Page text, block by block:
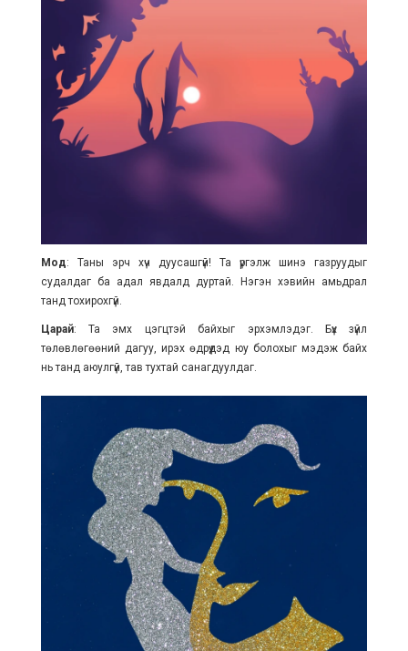
Мод: Таны эрч хүч дуусашгүй! Та үргэлж шинэ газруудыг
судалдаг ба адал явдалд дуртай. Нэгэн хэвийн амьдрал
танд тохирохгүй.
Царай: Та эмх цэгцтэй байхыг эрхэмлэдэг. Бүх зүйл
төлөвлөгөөний дагуу, ирэх өдрүүдэд юу болохыг мэдэж байх
нь танд аюулгүй, тав тухтай санагдуулдаг.